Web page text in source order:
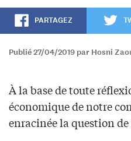
PARTAGEZ
Publié 27/04/2019 par Hosni
À la base de toute
économique de notre
enracinée la question